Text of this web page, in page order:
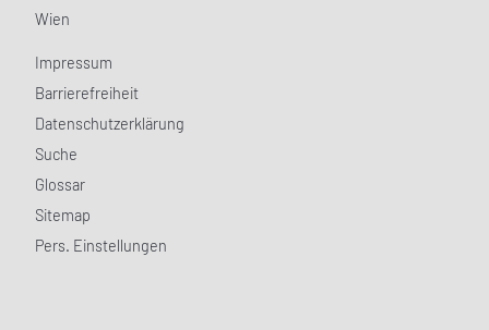
Wien
Impressum
Barrierefreiheit
Datenschutzerklärung
Suche
Glossar
Sitemap
Pers. Einstellungen